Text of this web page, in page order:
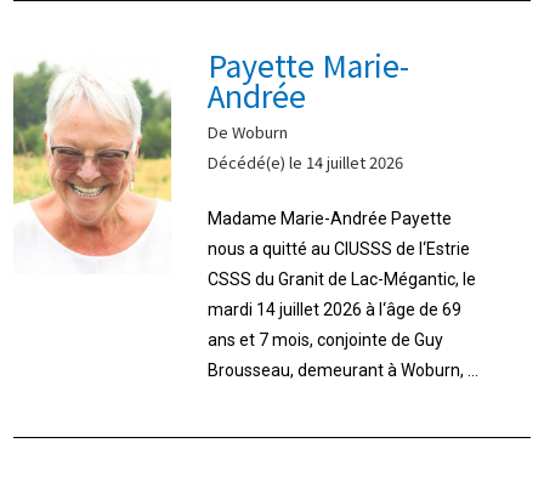
Payette Marie-
Andrée
De Woburn
Décédé(e) le 14 juillet 2026
Madame Marie-Andrée Payette
nous a quitté au CIUSSS de l‘Estrie
CSSS du Granit de Lac-Mégantic, le
mardi 14 juillet 2026 à l‘âge de 69
ans et 7 mois, conjointe de Guy
Brousseau, demeurant à Woburn, ...